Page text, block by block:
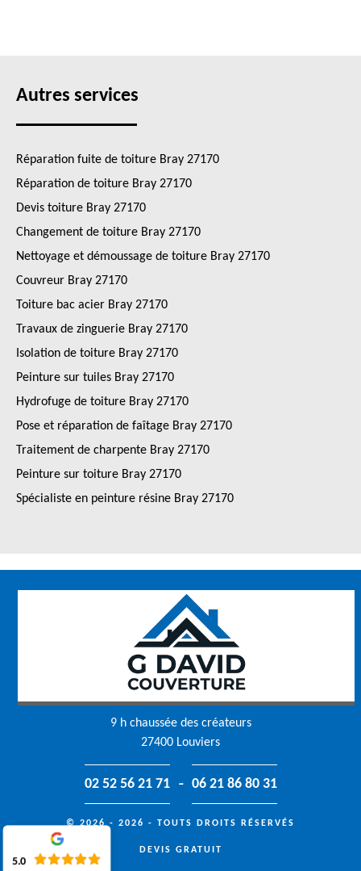
Autres services
Réparation fuite de toiture Bray 27170
Réparation de toiture Bray 27170
Devis toiture Bray 27170
Changement de toiture Bray 27170
Nettoyage et démoussage de toiture Bray 27170
Couvreur Bray 27170
Toiture bac acier Bray 27170
Travaux de zinguerie Bray 27170
Isolation de toiture Bray 27170
Peinture sur tuiles Bray 27170
Hydrofuge de toiture Bray 27170
Pose et réparation de faîtage Bray 27170
Traitement de charpente Bray 27170
Peinture sur toiture Bray 27170
Spécialiste en peinture résine Bray 27170
9 h chaussée des créateurs
27400 Louviers
02 52 56 21 71 - 06 21 86 80 31
© 2026 - 2026 - TOUTS DROITS RÉSERVÉS
DEVIS GRATUIT
5.0